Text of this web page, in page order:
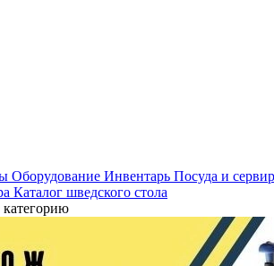
Оборудование Инвентарь Посуда и
Каталог шведского стола